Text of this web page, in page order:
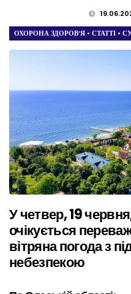
ОХОРОНА ЗДОРОВ’Я • СТАТТІ •
У четвер, 19
очікується
вітряна погода з
небезпекою